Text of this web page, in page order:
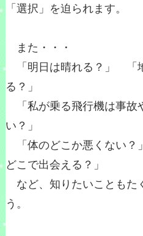
「選択」を迫られます。
また・・・
「明日は晴れる？」 「
る？」
「私が乗る飛行機は事故
い？」
「体のどこか悪くない？
どこで出会える？」
など、知りたいこともた
う。